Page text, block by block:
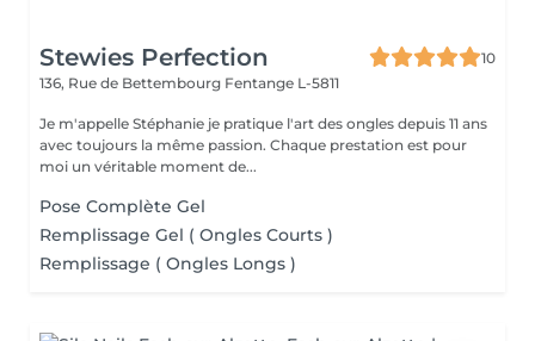
Stewies Perfection
10
136, Rue de Bettembourg Fentange L-5811
Je m'appelle Stéphanie je pratique l'art des ongles depuis 11 ans
avec toujours la même passion. Chaque prestation est pour
moi un véritable moment de...
Pose Complète Gel
Remplissage Gel ( Ongles Courts )
Remplissage ( Ongles Longs )